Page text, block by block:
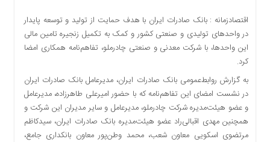
انرژی
منظقه
دسترسی
سریع
اقتصادزمانه : بانک صادرات ایران با هدف حمایت از تولید و توسعه پایدار
در واحدهای تولیدی و صنعتی کشور و کمک به تکمیل زنجیره تامین مالی
این واحدها، با شرکت معدنی و صنعتی چادرملو، تفاهم‌نامه همکاری امضا
کرد.
به گزارش روابط‌عمومی بانک صادرات ایران، مدیرعامل بانک صادرات ایران
در نشست امضای این تفاهم‌نامه که با حضور امیرعلی طاهرزاده، مدیرعامل
و عضو هیئت‌مدیره شرکت چادرملو، مدیرعامل و سایر مدیران این شرکت و
همچنین مهدی اقبالی‌راد عضو هیئت‌مدیره بانک صادرات ایران، سیدکاظم
مرتضوی اسکویی معاون شعب، محمد وطن‌پور معاون بانکداری جامع،